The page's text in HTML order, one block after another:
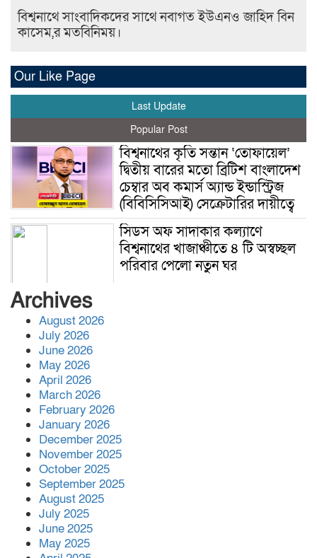
বিশ্বনাথে সাংবাদিকদের সাথে নবাগত ইউএনও জাহিদ বিন
কাসেম,র মতবিনিময়।
Our Like Page
Last Update
Popular Post
বিশ্বনাথের কৃতি সন্তান ‘তোফায়েল’
দ্বিতীয় বারের মতো ব্রিটিশ বাংলাদেশ
চেম্বার অব কমার্স অ্যান্ড ইন্ডাস্ট্রিজ
(বিবিসিসিআই) সেক্রেটারির দায়ীত্বে
সিডস অফ সাদাকার কল্যাণে
বিশ্বনাথের খাজাঞ্চীতে ৪ টি অস্বচ্ছল
পরিবার পেলো নতুন ঘর
Archives
August 2026
July 2026
June 2026
May 2026
April 2026
March 2026
February 2026
January 2026
December 2025
November 2025
October 2025
September 2025
August 2025
July 2025
June 2025
May 2025